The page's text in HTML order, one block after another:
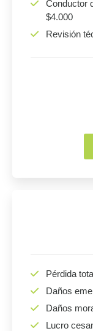
Conductor
$4.000
Revisión
Pérdida
Daños
Daños
Lucro